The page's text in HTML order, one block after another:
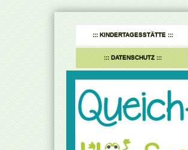
KINDERTAGESSTÄTTE
DATENSCHUTZ